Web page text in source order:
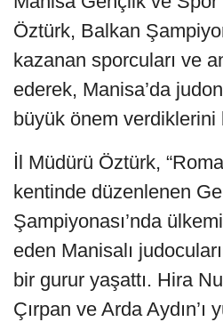
Öztürk, Balkan
kazanan sporcuları ve
ederek, Manisa’da
büyük önem verdiklerini
İl Müdürü Öztürk,
kentinde düzenlenen
Şampiyonası’nda
eden Manisalı
bir gurur yaşattı. Hira
Çırpan ve Arda Aydın’ı